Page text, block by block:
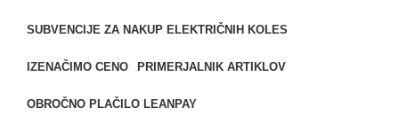
SUBVENCIJE ZA NAKUP ELEKTRIČNIH KOLES
IZENAČIMO CENO PRIMERJALNIK ARTIKLOV
OBROČNO PLAČILO LEANPAY